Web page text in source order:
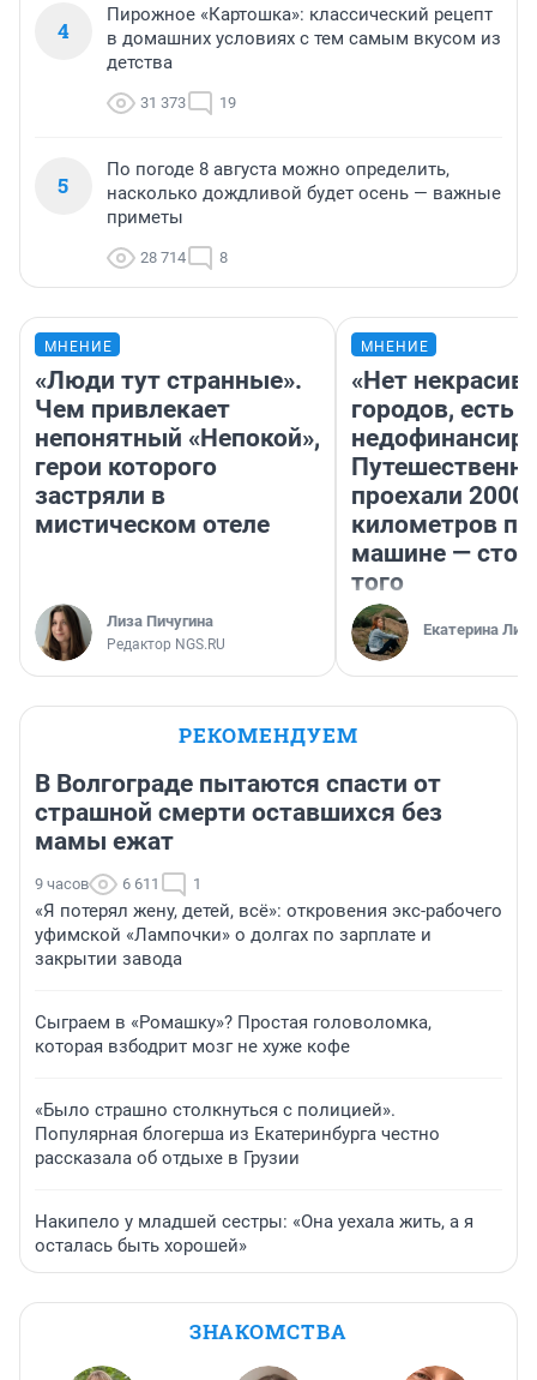
4
Пирожное «Картошка»: классический рецепт
в домашних условиях с тем самым вкусом из
детства
31 373 19
5
По погоде 8 августа можно определить,
насколько дождливой будет осень — важные
приметы
28 714 8
МНЕНИЕ
«Люди тут странные».
Чем привлекает
непонятный «Непокой»,
герои которого
застряли в
мистическом отеле
Лиза Пичугина
Редактор NGS.RU
МНЕНИЕ
«Нет
городов, есть
проехали 2000
километров по
машине —
того
Екатерина
РЕКОМЕНДУЕМ
В Волгограде пытаются спасти от
страшной смерти оставшихся без
мамы ежат
9 часов 6 611 1
«Я потерял жену, детей, всё»: откровения экс-рабочего
уфимской «Лампочки» о долгах по зарплате и
закрытии завода
Сыграем в «Ромашку»? Простая головоломка,
которая взбодрит мозг не хуже кофе
«Было страшно столкнуться с полицией».
Популярная блогерша из Екатеринбурга честно
рассказала об отдыхе в Грузии
Накипело у младшей сестры: «Она уехала жить, а я
осталась быть хорошей»
ЗНАКОМСТВА